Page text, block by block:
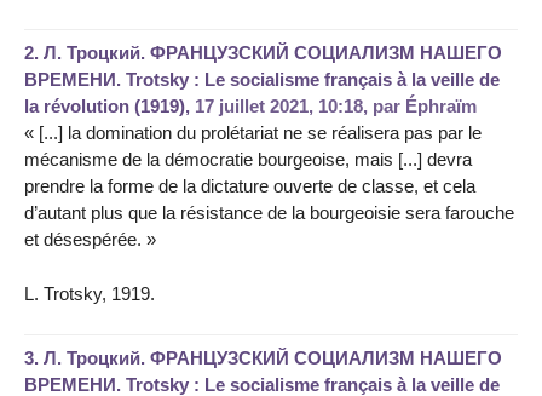
2. Л. Троцкий. ФРАНЦУЗСКИЙ СОЦИАЛИЗМ НАШЕГО
ВРЕМЕНИ. Trotsky : Le socialisme français à la veille de
la révolution (1919), 17 juillet 2021, 10:18, par Éphraïm
« [...] la domination du prolétariat ne se réalisera pas par le
mécanisme de la démocratie bourgeoise, mais [...] devra
prendre la forme de la dictature ouverte de classe, et cela
d’autant plus que la résistance de la bourgeoisie sera farouche
et désespérée. »
L. Trotsky, 1919.
3. Л. Троцкий. ФРАНЦУЗСКИЙ СОЦИАЛИЗМ НАШЕГО
ВРЕМЕНИ. Trotsky : Le socialisme français à la veille de